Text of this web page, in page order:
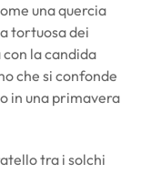
una quercia
tortuosa dei
la candida
che si confonde
in una primavera
tra i solchi